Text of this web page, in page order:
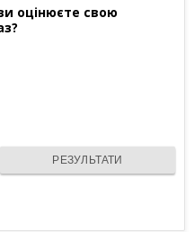
оцінюєте свою
РЕЗУЛЬТАТИ